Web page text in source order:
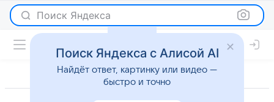
Поиск Яндекса
Поиск Яндекса с Алисой AI
Найдёт ответ, картинку или видео —
быстро и точно